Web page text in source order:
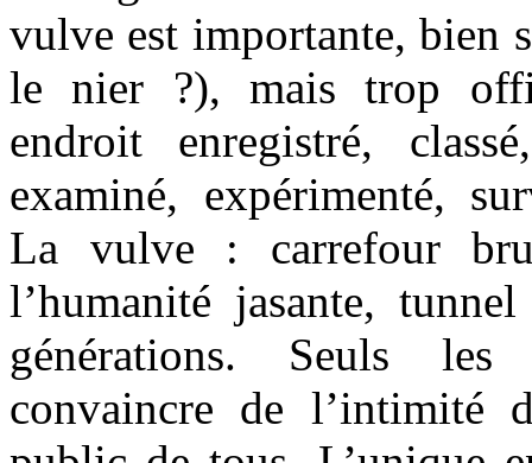
vulve est importante, bien
le nier ?), mais trop
endroit enregistré,
examiné, expérimenté,
La vulve : carrefour
l’humanité jasante,
générations. Seuls
convaincre de l’intimité